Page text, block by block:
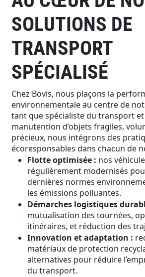
SOLUTIONS DE
TRANSPORT
SPÉCIALISÉ
Chez Bovis, nous plaçons la
environnementale au centre de
tant que spécialiste du transport et
manutention d’objets fragiles,
précieux, nous intégrons des
écoresponsables dans chacun de
Flotte optimisée : nos
régulièrement modernisés
dernières normes
les émissions polluantes.
Démarches logistiques
mutualisation des tournées,
itinéraires, et réduction des
Innovation et adaptation :
matériaux de protection
alternatives pour réduire
du transport.